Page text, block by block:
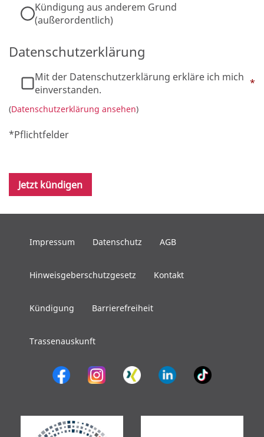
Kündigung aus anderem Grund
(außerordentlich)
Datenschutzerklärung
Mit der Datenschutzerklärung erkläre ich mich
einverstanden.
*
(Datenschutzerklärung ansehen)
*Pflichtfelder
Jetzt kündigen
Impressum Datenschutz AGB
Hinweisgeberschutzgesetz Kontakt
Kündigung Barrierefreiheit
Trassenauskunft